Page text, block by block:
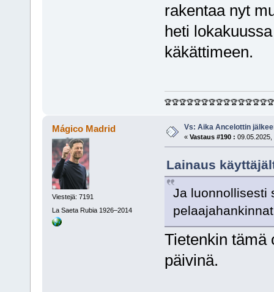
rakentaa nyt
heti
käkättimeen.
🏆🏆🏆🏆🏆🏆🏆🏆🏆🏆🏆🏆🏆🏆🏆
Mágico Madrid
Viestejä: 7191
La Saeta Rubia 1926–2014
Vs: Aika Ancelottin
« Vastaus #190 : 09.05.2025,
Lainaus
Ja luonnollisesti
Tietenkin tämä
päivinä.